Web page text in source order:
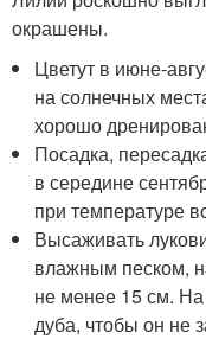
окрашены.
Цветут в июне-
на солнечных
хорошо
Посадка,
в середине
при температуре
Высаживать
влажным песком,
не менее 15 см. На
дуба, чтобы он не